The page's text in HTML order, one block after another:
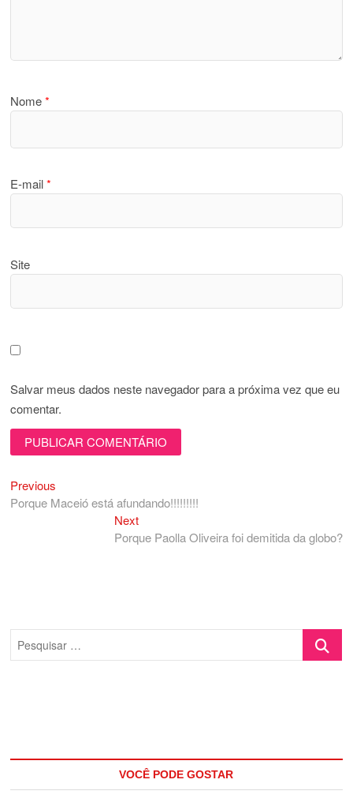
Nome*
E-mail*
Site
Salvar meus dados neste navegador para a próxima vez que eu
comentar.
Navegação
de
Previous
post:
Porque Maceió está afundando!!!!!!!!!
NextNext
post:
Porque Paolla Oliveira foi demitida da globo?
VOCÊ PODE GOSTAR